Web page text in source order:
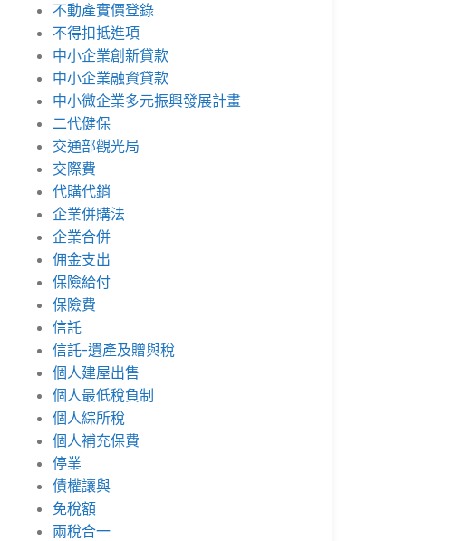
不動產實價登錄
不得扣抵進項
中小企業創新貸款
中小企業融資貸款
中小微企業多元振興發展計畫
二代健保
交通部觀光局
交際費
代購代銷
企業併購法
企業合併
佣金支出
保險給付
保險費
信託
信託-遺產及贈與稅
個人建屋出售
個人最低稅負制
個人綜所稅
個人補充保費
停業
債權讓與
免稅額
兩稅合一